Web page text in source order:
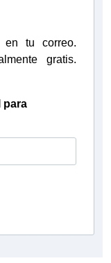
en tu correo.
gratis.
para